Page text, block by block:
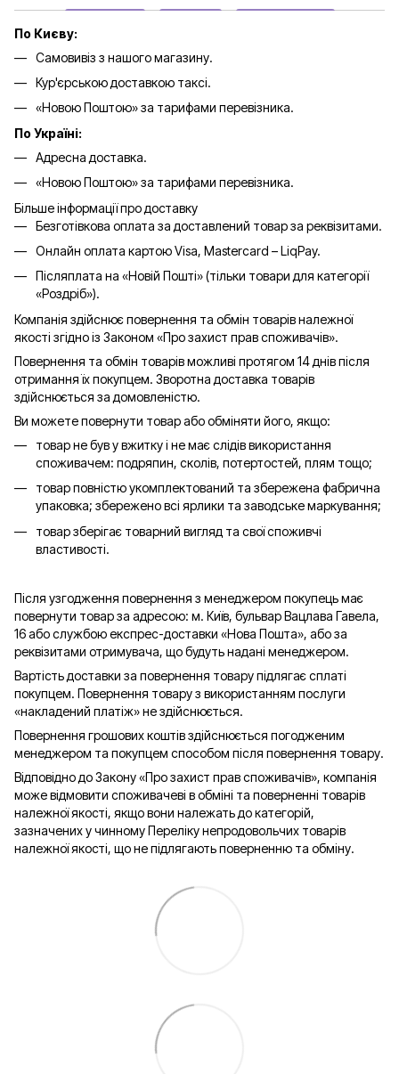
По Києву:
Самовивіз з нашого магазину.
Кур'єрською доставкою таксі.
«Новою Поштою» за тарифами перевізника.
По Україні:
Адресна доставка.
«Новою Поштою» за тарифами перевізника.
Більше інформації про доставку
Безготівкова оплата за доставлений товар за реквізитами.
Онлайн оплата картою Visa, Mastercard – LiqPay.
Післяплата на «Новій Пошті» (тільки товари для категорії
«Роздріб»).
Компанія здійснює повернення та обмін товарів належної
якості згідно із Законом «Про захист прав споживачів».
Повернення та обмін товарів можливі протягом 14 днів після
отримання їх покупцем. Зворотна доставка товарів
здійснюється за домовленістю.
Ви можете повернути товар або обміняти його, якщо:
товар не був у вжитку і не має слідів використання
споживачем: подряпин, сколів, потертостей, плям тощо;
товар повністю укомплектований та збережена фабрична
упаковка; збережено всі ярлики та заводське маркування;
товар зберігає товарний вигляд та свої споживчі
властивості.
Після узгодження повернення з менеджером покупець має
повернути товар за адресою: м. Київ, бульвар Вацлава Гавела,
16 або службою експрес-доставки «Нова Пошта», або за
реквізитами отримувача, що будуть надані менеджером.
Вартість доставки за повернення товару підлягає сплаті
покупцем. Повернення товару з використанням послуги
«накладений платіж» не здійснюється.
Повернення грошових коштів здійснюється погодженим
менеджером та покупцем способом після повернення товару.
Відповідно до Закону «Про захист прав споживачів», компанія
може відмовити споживачеві в обміні та поверненні товарів
належної якості, якщо вони належать до категорій,
зазначених у чинному Переліку непродовольчих товарів
належної якості, що не підлягають поверненню та обміну.